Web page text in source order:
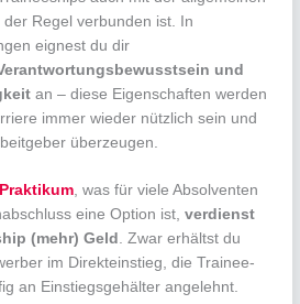
Regel verbunden ist. In
eignest du dir
und
an – diese Eigenschaften werden
immer wieder nützlich sein und
überzeugen.
Praktikum, was für viele Absolventen
eine Option ist,verdienst
(mehr) Geld . Zwar erhältst du
im Direkteinstieg, die Trainee-
an Einstiegsgehälter angelehnt.